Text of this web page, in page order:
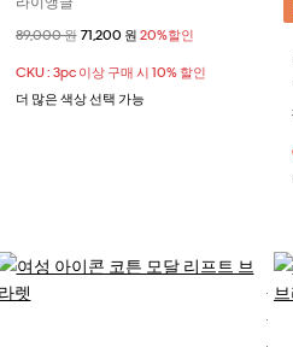
할인 전 가격
89,000 원할인된 가격
71,200 원 20%할인
CKU : 3pc 이상 구매 시 10% 할인
더 많은 색상 선택 가능